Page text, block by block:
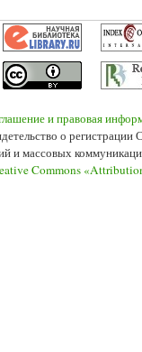
и правовая
о
и массовых
Commons